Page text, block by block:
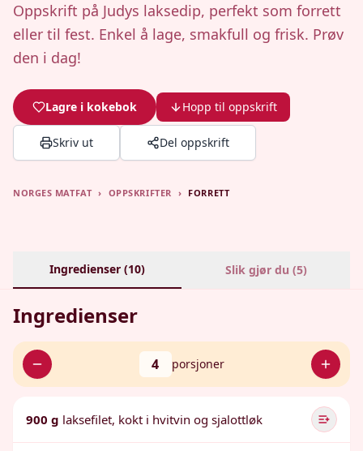
Oppskrift på Judys laksedip, perfekt som forrett
eller til fest. Enkel å lage, smakfull og frisk. Prøv
den i dag!
Lagre i kokebok Hopp til oppskrift
Skriv ut Del oppskrift
NORGES MATFAT › OPPSKRIFTER › FORRETT
Ingredienser (10) Slik gjør du (5)
Ingredienser
4 porsjoner
900 g laksefilet, kokt i hvitvin og sjalottløk